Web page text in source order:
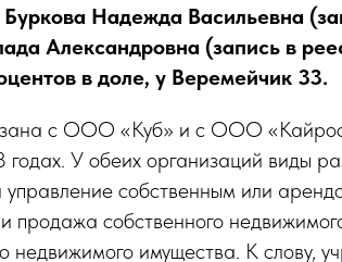
Надежда Васильевна
Александровна (запись в
в доле, у Веремейчик 33.
с ООО «Куб» и с ООО
У обеих организаций виды
управление собственным или
продажа собственного
недвижимого имущества. К слову,